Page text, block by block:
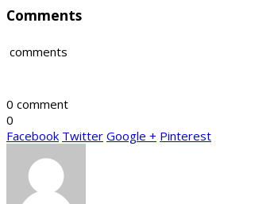
Comments
comments
0 comment
0
Facebook Twitter Google + Pinterest